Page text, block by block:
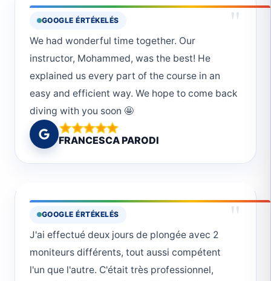
GOOGLE ÉRTÉKELÉS "
We had wonderful time together. Our
instructor, Mohammed, was the best! He
explained us every part of the course in an
easy and efficient way. We hope to come back
diving with you soon 🤩
FRANCESCA PARODI
GOOGLE ÉRTÉKELÉS "
J'ai effectué deux jours de plongée avec 2
moniteurs différents, tout aussi compétent
l'un que l'autre. C'était très professionnel,